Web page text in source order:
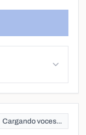
Cargando voces...